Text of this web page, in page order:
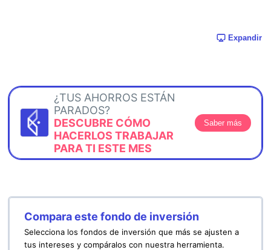
Expandir
¿TUS AHORROS ESTÁN
PARADOS?
DESCUBRE CÓMO
HACERLOS TRABAJAR
PARA TI ESTE MES
Saber más
Compara este fondo de inversión
Selecciona los fondos de inversión que más se ajusten a
tus intereses y compáralos con nuestra herramienta.